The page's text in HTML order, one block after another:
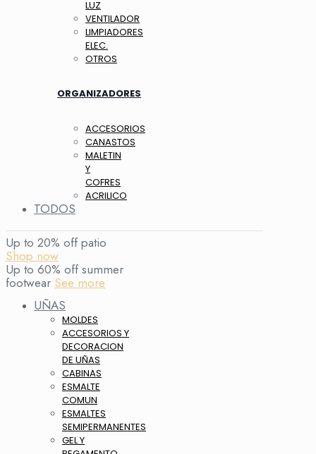
LUZ
VENTILADOR
LIMPIADORES
ELEC.
OTROS
ORGANIZADORES
ACCESORIOS
CANASTOS
MALETIN
Y
COFRES
ACRILICO
TODOS
Up to 20% off patio
Shop now
Up to 60% off summer
footwear See more
UÑAS
MOLDES
ACCESORIOS Y
DECORACION
DE UÑAS
CABINAS
ESMALTE
COMUN
ESMALTES
SEMIPERMANENTES
GEL Y